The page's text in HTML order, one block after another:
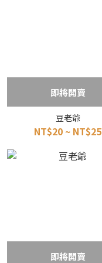
即將開賣
豆老爺
NT$20 ~ NT$25
即將開賣